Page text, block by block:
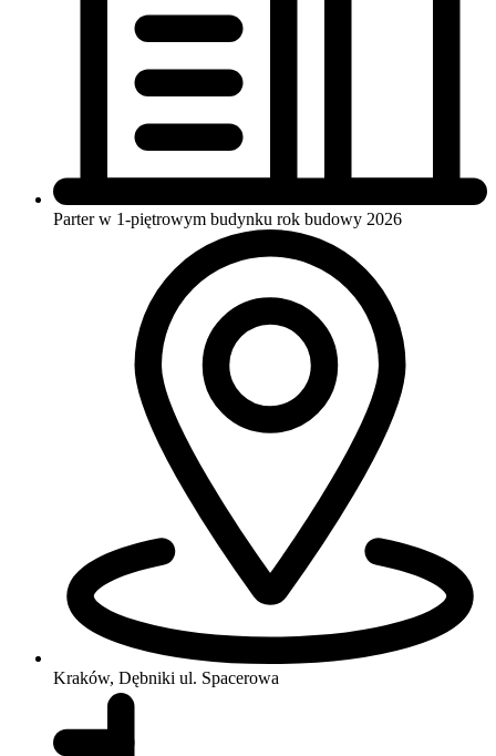
Parter w 1-piętrowym budynku rok budowy 2026
Kraków, Dębniki ul. Spacerowa